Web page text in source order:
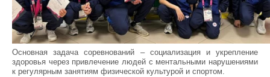
Основная задача соревнований – социализация и укрепление
здоровья через привлечение людей с ментальными нарушениями
к регулярным занятиям физической культурой и спортом.